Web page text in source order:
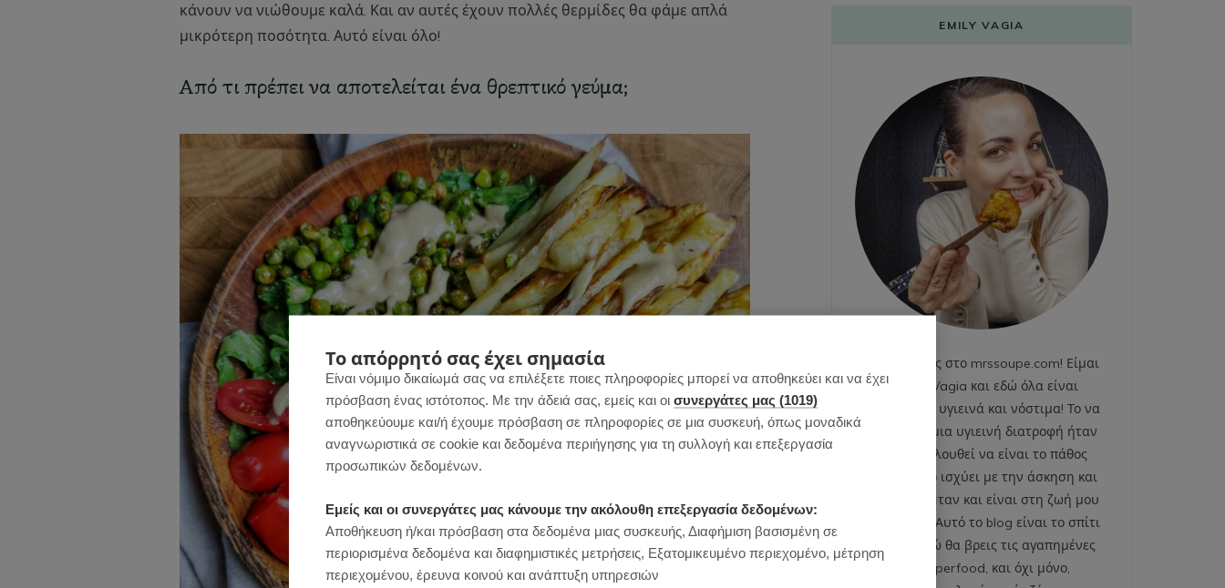
κάνουν να νιώθουμε καλά. Και αν αυτές έχουν πολλές θερμίδες θα φάμε απλά
μικρότερη ποσότητα. Αυτό είναι όλο!
Από τι πρέπει να αποτελείται ένα θρεπτικό γεύμα;
EMILY VAGIA
Καλωσήρθες στο mrssoupe.com! Είμαι
η Emily Vagia και εδώ όλα είναι
χαρούμενα, υγιεινά και νόστιμα! Το να
ακολουθώ μια υγιεινή διατροφή ήταν
και εξακολουθεί να είναι το πάθος
μου. Το ίδιο ισχύει με την άσκηση και
το fitness. Ήταν και είναι στη ζωή μου
από πάντα. Αυτό το blog είναι το σπίτι
μου και εδώ θα βρεις τις αγαπημένες
μου superfood, και όχι μόνο,
Το απόρρητό σας έχει σημασία
Είναι νόμιμο δικαίωμά σας να επιλέξετε ποιες πληροφορίες μπορεί να αποθηκεύει και να έχει
πρόσβαση ένας ιστότοπος. Με την άδειά σας, εμείς και οι συνεργάτες μας (1019)
αποθηκεύουμε και/ή έχουμε πρόσβαση σε πληροφορίες σε μια συσκευή, όπως μοναδικά
αναγνωριστικά σε cookie και δεδομένα περιήγησης για τη συλλογή και επεξεργασία
προσωπικών δεδομένων.
Εμείς και οι συνεργάτες μας κάνουμε την ακόλουθη επεξεργασία δεδομένων:
Αποθήκευση ή/και πρόσβαση στα δεδομένα μιας συσκευής, Διαφήμιση βασισμένη σε
περιορισμένα δεδομένα και διαφημιστικές μετρήσεις, Εξατομικευμένο περιεχομένο, μέτρηση
περιεχομένου, έρευνα κοινού και ανάπτυξη υπηρεσιών